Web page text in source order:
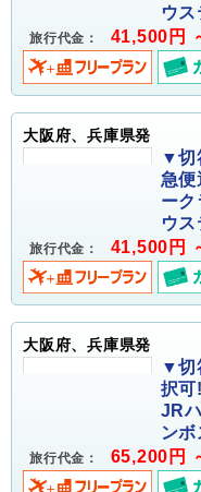
ウ
旅行代金： 41,500円
大阪府、兵庫県発
▼切
急便
ー
ウ
旅行代金： 41,500円
大阪府、兵庫県発
▼切
択可
JR
ン
旅行代金： 65,200円